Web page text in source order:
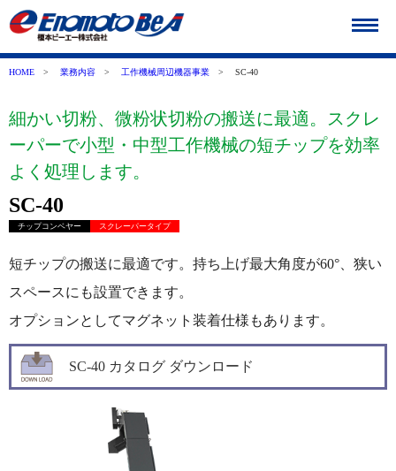
HOME > 業務内容 > 工作機械周辺機器事業 > SC-40
細かい切粉、微粉状切粉の搬送に最適。スクレ
ーパーで小型・中型工作機械の短チップを効率
よく処理します。
SC-40
チップコンベヤー スクレーパータイプ
短チップの搬送に最適です。持ち上げ最大角度が60°、狭い
スペースにも設置できます。
オプションとしてマグネット装着仕様もあります。
SC-40 カタログ ダウンロード